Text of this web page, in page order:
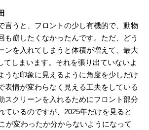
言うと、フロントの少し有機的で、動物
も崩したくなかったんです。ただ、どう
ンを入れてしまうと体積が増えて、最大
てしまいます。それを張り出ていないよ
うな印象に見えるように角度を少しだけ
表情が変わらなく見える工夫をしている
スクリーンを入れるためにフロント部分
ているのですが、2025年だけを見ると
が変わったか分からないようになって